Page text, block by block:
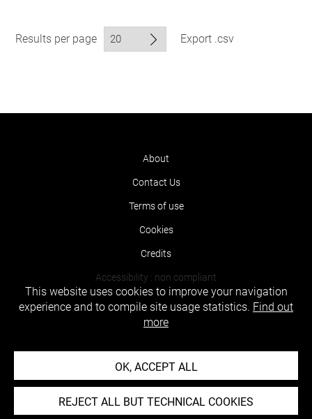
Results per page Export .csv
About
Contact Us
Terms of use
Cookies
Credits
Accessibility : non compliant
This website uses cookies to improve your navigation
experience and to compile site usage statistics. Find out
more
OK, ACCEPT ALL
REJECT ALL BUT TECHNICAL COOKIES